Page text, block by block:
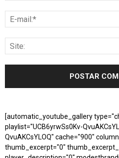
[automatic_youtube_gallery
playlist="UCB6yrwSs0Kv-
QvuAKCsYLOQ" cache="900"
thumb_excerpt="0"